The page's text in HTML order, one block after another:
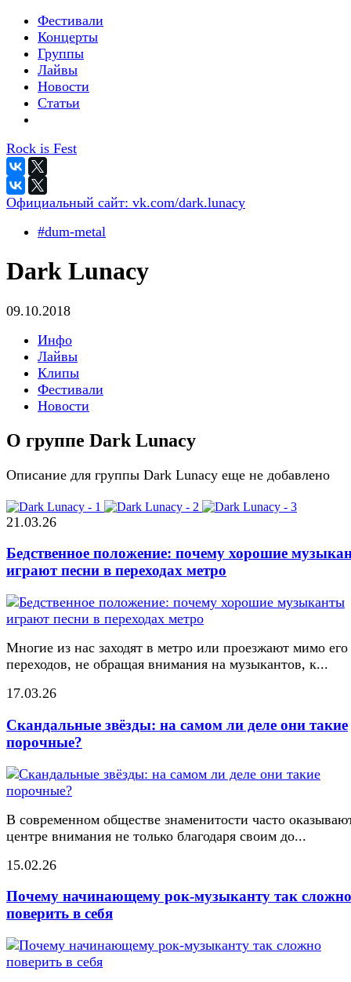
Фестивали
Концерты
Группы
Лайвы
Новости
Статьи
Rock is Fest
Официальный сайт: vk.com/dark.lunacy
#dum-metal
Dark Lunacy
09.10.2018
Инфо
Лайвы
Клипы
Фестивали
Новости
О группе Dark Lunacy
Описание для группы Dark Lunacy еще не добавлено
21.03.26
Бедственное положение: почему хорошие
играют песни в переходах метро
Многие из нас заходят в метро или проезжают мимо его
переходов, не обращая внимания на музыкантов, к...
17.03.26
Скандальные звёзды: на самом ли деле они такие
порочные?
В современном обществе знаменитости часто
центре внимания не только благодаря своим до...
15.02.26
Почему начинающему рок-музыканту так сложно
поверить в себя